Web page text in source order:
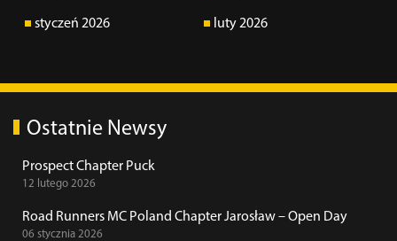
styczeń 2026 luty 2026
Ostatnie Newsy
Prospect Chapter Puck
12 lutego 2026
Road Runners MC Poland Chapter Jarosław – Open Day
06 stycznia 2026